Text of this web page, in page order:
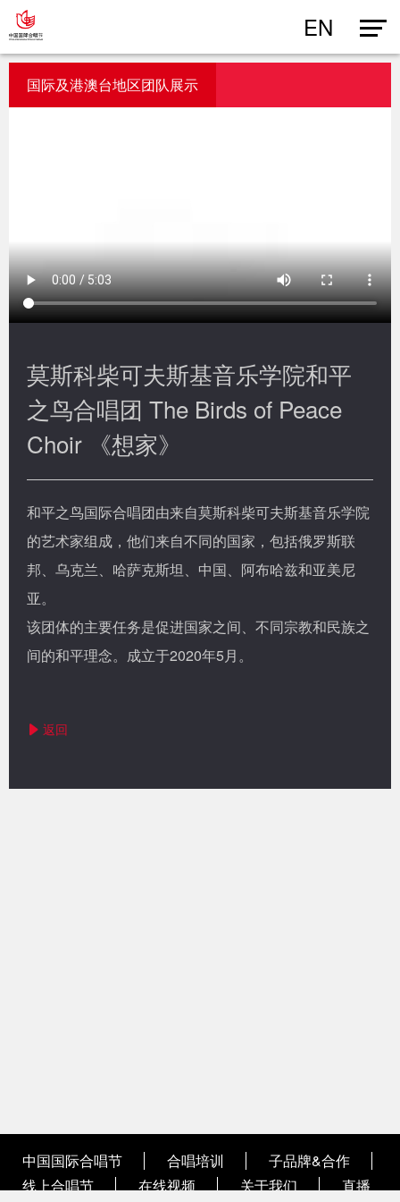
EN
国际及港澳台地区团队展示
莫斯科柴可夫斯基音乐学院和平
之鸟合唱团 The Birds of Peace
Choir 《想家》
和平之鸟国际合唱团由来自莫斯科柴可夫斯基音乐学院
的艺术家组成，他们来自不同的国家，包括俄罗斯联
邦、乌克兰、哈萨克斯坦、中国、阿布哈兹和亚美尼
亚。
该团体的主要任务是促进国家之间、不同宗教和民族之
间的和平理念。成立于2020年5月。
返回
中国国际合唱节 合唱培训
子品牌&合作
线上合唱节
在线视频 关于我们 直播